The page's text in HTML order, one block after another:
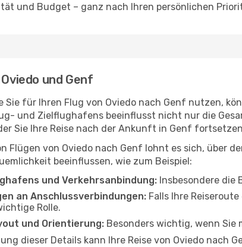
und Budget – ganz nach Ihren persönlichen
und Genf
Sie für Ihren Flug von Oviedo nach Genf nutzen,
und Zielflughafens beeinflusst nicht nur die
Sie Ihre Reise nach der Ankunft in Genf
Flügen von Oviedo nach Genf lohnt es sich, über
beeinflussen, wie zum Beispiel:
und Verkehrsanbindung: Insbesondere die
an Anschlussverbindungen: Falls Ihre
Rolle.
und Orientierung: Besonders wichtig, wenn Sie
dieser Details kann Ihre Reise von Oviedo